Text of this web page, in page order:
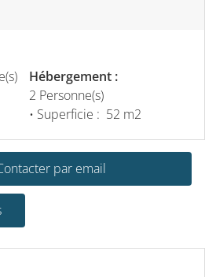
Hébergement :
2 Personne(s)
• Superficie : 52 m2
par email